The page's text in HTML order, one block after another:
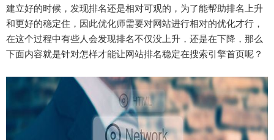
建立好的时候，发现排名还是相对可观的，为了能帮助排名上升
和更好的稳定住，因此优化师需要对网站进行相对的优化才行，
在这个过程中有些人会发现排名不仅没上升，还是在下降，那么
下面内容就是针对怎样才能让网站排名稳定在搜索引擎首页呢？